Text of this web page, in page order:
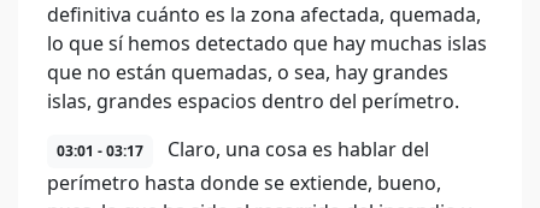
definitiva cuánto es la zona afectada, quemada,
lo que sí hemos detectado que hay muchas islas
que no están quemadas, o sea, hay grandes
islas, grandes espacios dentro del perímetro.
03:01 - 03:17
Claro, una cosa es hablar del
perímetro hasta donde se extiende, bueno,